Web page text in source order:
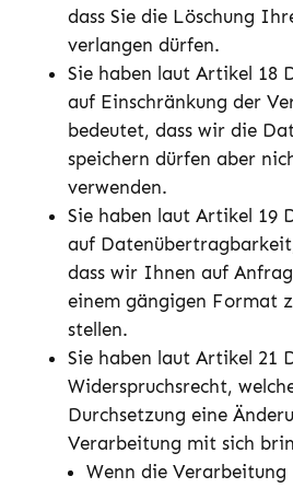
dass Sie die Löschung
verlangen dürfen.
Sie haben laut Artikel 18
auf Einschränkung der
bedeutet, dass wir die
speichern dürfen aber
verwenden.
Sie haben laut Artikel 19
auf
dass wir Ihnen auf
einem gängigen Format
stellen.
Sie haben laut Artikel 21
Widerspruchsrecht,
Durchsetzung eine
Verarbeitung mit sich
Wenn die